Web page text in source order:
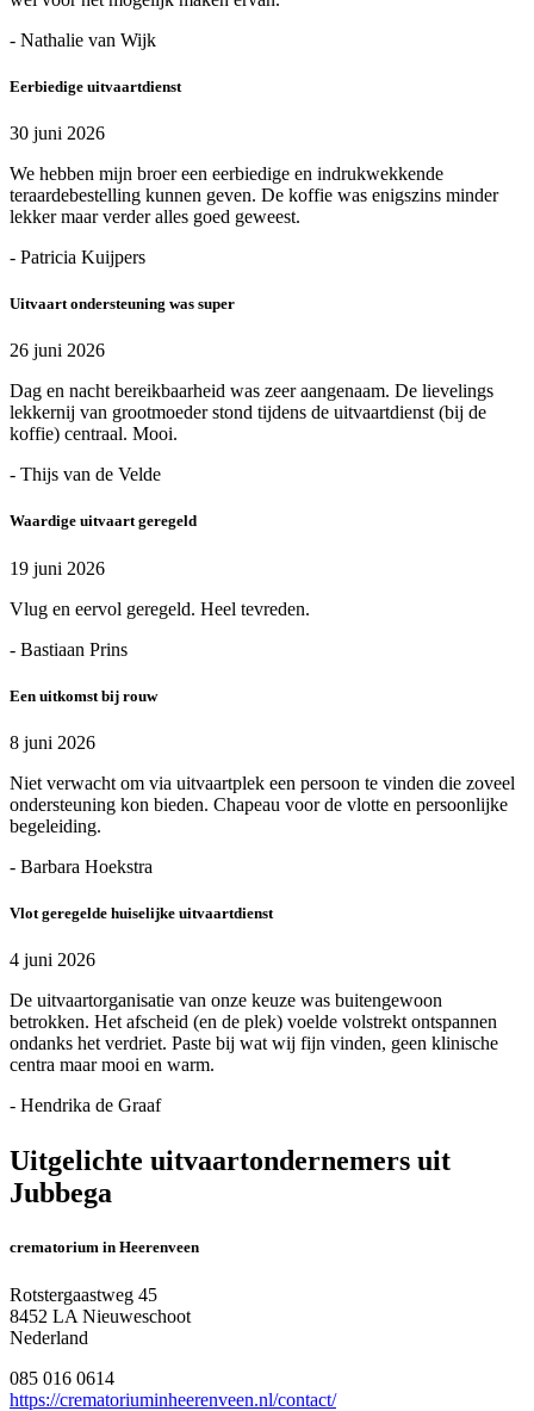
- Nathalie van Wijk
Eerbiedige uitvaartdienst
30 juni 2026
We hebben mijn broer een eerbiedige en indrukwekkende
teraardebestelling kunnen geven. De koffie was enigszins minder
lekker maar verder alles goed geweest.
- Patricia Kuijpers
Uitvaart ondersteuning was super
26 juni 2026
Dag en nacht bereikbaarheid was zeer aangenaam. De lievelings
lekkernij van grootmoeder stond tijdens de uitvaartdienst (bij de
koffie) centraal. Mooi.
- Thijs van de Velde
Waardige uitvaart geregeld
19 juni 2026
Vlug en eervol geregeld. Heel tevreden.
- Bastiaan Prins
Een uitkomst bij rouw
8 juni 2026
Niet verwacht om via uitvaartplek een persoon te vinden die zoveel
ondersteuning kon bieden. Chapeau voor de vlotte en persoonlijke
begeleiding.
- Barbara Hoekstra
Vlot geregelde huiselijke uitvaartdienst
4 juni 2026
De uitvaartorganisatie van onze keuze was buitengewoon
betrokken. Het afscheid (en de plek) voelde volstrekt ontspannen
ondanks het verdriet. Paste bij wat wij fijn vinden, geen klinische
centra maar mooi en warm.
- Hendrika de Graaf
Uitgelichte uitvaartondernemers uit
Jubbega
crematorium in Heerenveen
Rotstergaastweg 45
8452 LA Nieuweschoot
Nederland
085 016 0614
https://crematoriuminheerenveen.nl/contact/